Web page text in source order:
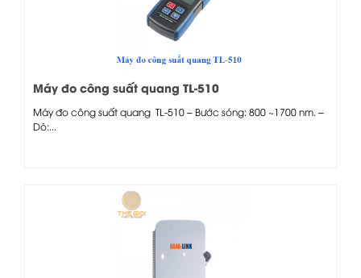
Máy đo công suất quang TL-510
Máy đo công suất quang TL-510 – Bước sóng: 800 ~1700 nm. –
Dò:...